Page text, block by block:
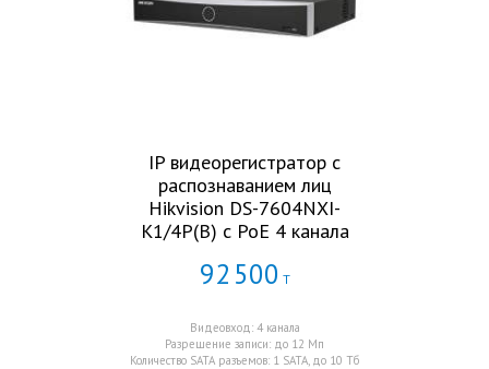
IP видеорегистратор с
распознаванием лиц
Hikvision DS-7604NXI-
K1/4P(B) с PoE 4 канала
92 500 Т
Видеовход: 4 канала
Разрешение записи: до 12 Мп
Количество SATA разъемов: 1 SATA, до 10 Тб